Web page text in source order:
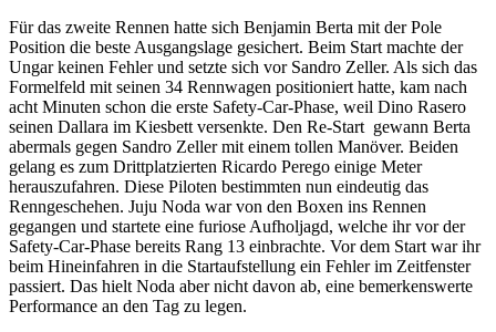
Für das zweite Rennen hatte sich Benjamin Berta mit der Pole
Position die beste Ausgangslage gesichert. Beim Start machte der
Ungar keinen Fehler und setzte sich vor Sandro Zeller. Als sich das
Formelfeld mit seinen 34 Rennwagen positioniert hatte, kam nach
acht Minuten schon die erste Safety-Car-Phase, weil Dino Rasero
seinen Dallara im Kiesbett versenkte. Den Re-Start gewann Berta
abermals gegen Sandro Zeller mit einem tollen Manöver. Beiden
gelang es zum Drittplatzierten Ricardo Perego einige Meter
herauszufahren. Diese Piloten bestimmten nun eindeutig das
Renngeschehen. Juju Noda war von den Boxen ins Rennen
gegangen und startete eine furiose Aufholjagd, welche ihr vor der
Safety-Car-Phase bereits Rang 13 einbrachte. Vor dem Start war ihr
beim Hineinfahren in die Startaufstellung ein Fehler im Zeitfenster
passiert. Das hielt Noda aber nicht davon ab, eine bemerkenswerte
Performance an den Tag zu legen.